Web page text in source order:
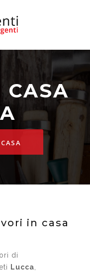
CASA
in casa
di
Lucca